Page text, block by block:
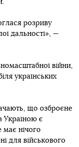
розриву
дальності», —
війни,
українських
що озброєне
Україною є
нічого
для військового